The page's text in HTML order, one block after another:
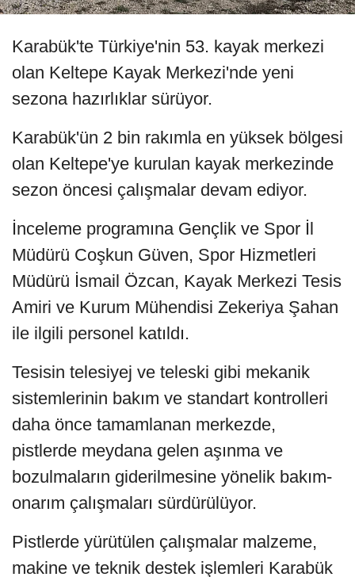
Karabük'te Türkiye'nin 53. kayak merkezi
olan Keltepe Kayak Merkezi'nde yeni
sezona hazırlıklar sürüyor.
Karabük'ün 2 bin rakımla en yüksek bölgesi
olan Keltepe'ye kurulan kayak merkezinde
sezon öncesi çalışmalar devam ediyor.
İnceleme programına Gençlik ve Spor İl
Müdürü Coşkun Güven, Spor Hizmetleri
Müdürü İsmail Özcan, Kayak Merkezi Tesis
Amiri ve Kurum Mühendisi Zekeriya Şahan
ile ilgili personel katıldı.
Tesisin telesiyej ve teleski gibi mekanik
sistemlerinin bakım ve standart kontrolleri
daha önce tamamlanan merkezde,
pistlerde meydana gelen aşınma ve
bozulmaların giderilmesine yönelik bakım-
onarım çalışmaları sürdürülüyor.
Pistlerde yürütülen çalışmalar malzeme,
makine ve teknik destek işlemleri Karabük